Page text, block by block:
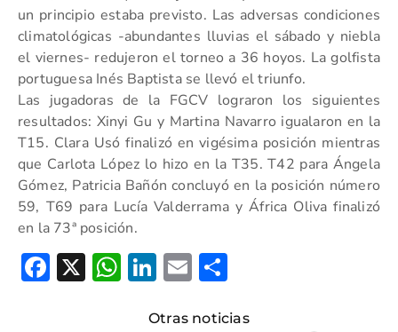
un principio estaba previsto. Las adversas condiciones
climatológicas -abundantes lluvias el sábado y niebla
el viernes- redujeron el torneo a 36 hoyos. La golfista
portuguesa Inés Baptista se llevó el triunfo.
Las jugadoras de la FGCV lograron los siguientes
resultados: Xinyi Gu y Martina Navarro igualaron en la
T15. Clara Usó finalizó en vigésima posición mientras
que Carlota López lo hizo en la T35. T42 para Ángela
Gómez, Patricia Bañón concluyó en la posición número
59, T69 para Lucía Valderrama y África Oliva finalizó
en la 73ª posición.
Facebook
X WhatsApp
LinkedIn
Email
Otras noticias